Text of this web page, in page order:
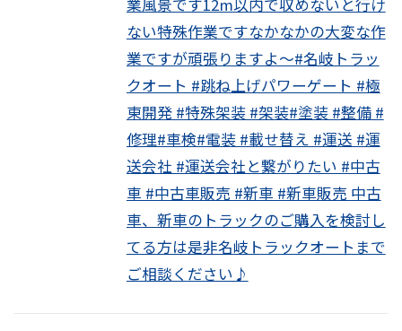
業風景です12m以内で収めないと行け
ない特殊作業ですなかなかの大変な作
業ですが頑張りますよ〜#名岐トラッ
クオート #跳ね上げパワーゲート #極
東開発 #特殊架装 #架装#塗装 #整備 #
修理#車検#電装 #載せ替え #運送 #運
送会社 #運送会社と繋がりたい #中古
車 #中古車販売 #新車 #新車販売 中古
車、新車のトラックのご購入を検討し
てる方は是非名岐トラックオートまで
ご相談ください♪